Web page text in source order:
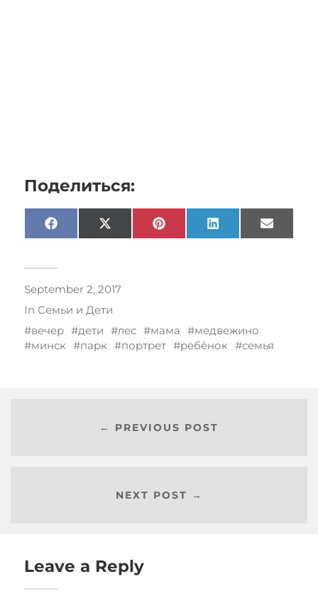
Поделиться:
Facebook X
(Twitter)
Pinterest LinkedIn Email
September 2, 2017
In Семьи и Дети
вечер
дети лес мама
медвежино
минск
парк портрет ребёнок семья
← PREVIOUS POST
NEXT POST →
Leave a Reply